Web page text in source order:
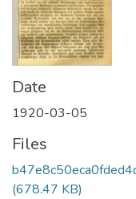
Date
1920-03-05
Files
(678.47 KB)